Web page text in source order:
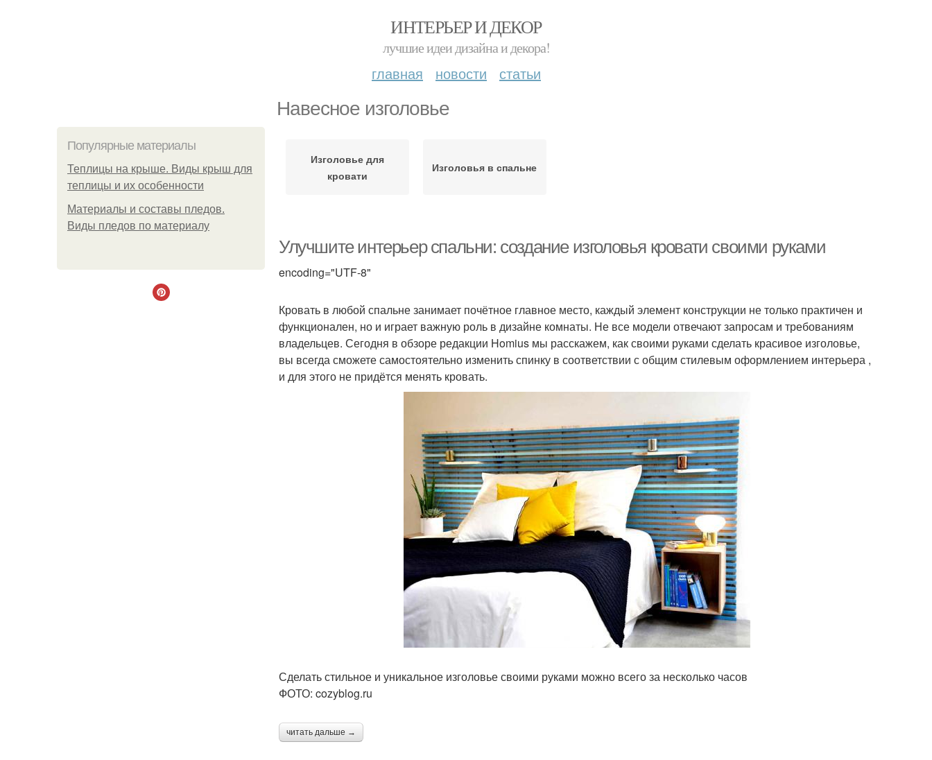
ИНТЕРЬЕР И ДЕКОР
лучшие идеи дизайна и декора!
главная новости статьи
Навесное изголовье
Популярные материалы
Теплицы на крыше. Виды крыш для
теплицы и их особенности
Материалы и составы пледов.
Виды пледов по материалу
Изголовье для
кровати
Изголовья в спальне
Улучшите интерьер спальни: создание изголовья кровати своими руками
encoding="UTF-8"
Кровать в любой спальне занимает почётное главное место, каждый элемент конструкции не только практичен и
функционален, но и играет важную роль в дизайне комнаты. Не все модели отвечают запросам и требованиям
владельцев. Сегодня в обзоре редакции Homius мы расскажем, как своими руками сделать красивое изголовье,
вы всегда сможете самостоятельно изменить спинку в соответствии с общим стилевым оформлением интерьера ,
и для этого не придётся менять кровать.
Сделать стильное и уникальное изголовье своими руками можно всего за несколько часов
ФОТО: cozyblog.ru
читать дальше →